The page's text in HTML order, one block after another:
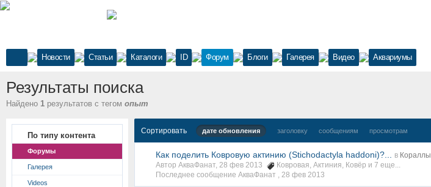
Новости Статьи Каталоги ID Форум Блоги Галерея Видео Аквариумы
Результаты поиска
Найдено 1 результатов с тегом опыт
По типу контента
Форумы
Галерея
Videos
Сортировать дате обновления заголовку сообщениям просмотрам
Как поделить Ковровую актинию (Stichodactyla haddoni)?... в Кораллы
Автор АкваФанат, 28 фев 2013
Ковровая, Актиния, Ковёр и 7 еще...
Последнее сообщение АкваФанат , 28 фев 2013